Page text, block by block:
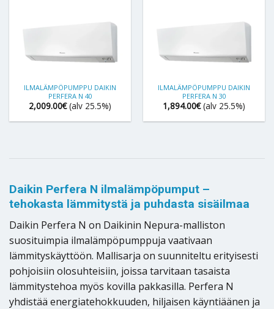
ILMALÄMPÖPUMPPU DAIKIN
PERFERA N 40
2,009.00€ (alv 25.5%)
ILMALÄMPÖPUMPPU DAIKIN
PERFERA N 30
1,894.00€ (alv 25.5%)
Daikin Perfera N ilmalämpöpumput –
tehokasta lämmitystä ja puhdasta sisäilmaa
Daikin Perfera N on Daikinin Nepura-malliston
suosituimpia ilmalämpöpumppuja vaativaan
lämmityskäyttöön. Mallisarja on suunniteltu erityisesti
pohjoisiin olosuhteisiin, joissa tarvitaan tasaista
lämmitystehoa myös kovilla pakkasilla. Perfera N
yhdistää energiatehokkuuden, hiljaisen käyntiäänen ja